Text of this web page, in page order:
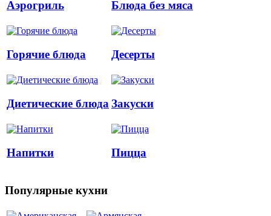
Аэрогриль Блюда без мяса
Горячие блюда Десерты
Диетические блюда Закуски
Напитки Пицца
Популярные кухни